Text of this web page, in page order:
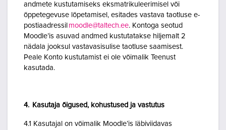
andmete kustutamiseks eksmatrikuleerimisel või
õppetegevuse lõpetamisel, esitades vastava taotluse e-
postiaadressil moodle@taltech.ee. Kontoga seotud
Moodle’is asuvad andmed kustutatakse hiljemalt 2
nädala jooksul vastavasisulise taotluse saamisest.
Peale Konto kustutamist ei ole võimalik Teenust
kasutada.
4. Kasutaja õigused, kohustused ja vastutus
4.1 Kasutajal on võimalik Moodle’is läbiviidavas